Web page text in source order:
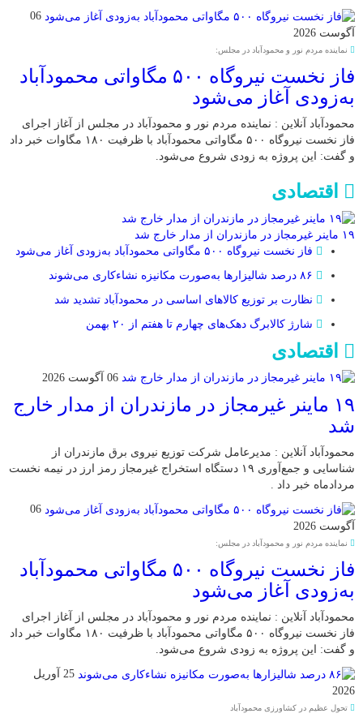
06
آگوست 2026
نماینده مردم نور و محمودآباد در مجلس:
فاز نخست نیروگاه ۵۰۰ مگاواتی محمودآباد
به‌زودی آغاز می‌شود
محمودآباد آنلاین : نماینده مردم نور و محمودآباد در مجلس از آغاز اجرای
فاز نخست نیروگاه ۵۰۰ مگاواتی محمودآباد با ظرفیت ۱۸۰ مگاوات خبر داد
و گفت: این پروژه به زودی شروع می‌شود.
اقتصادی
۱۹ ماینر غیرمجاز در مازندران از مدار خارج شد
فاز نخست نیروگاه ۵۰۰ مگاواتی محمودآباد به‌زودی آغاز می‌شود
نظارت بر توزیع کالا‌های اساسی در محمودآباد تشدید شد
شارژ کالابرگ دهک‌های چهارم تا هفتم از ۲۰ بهمن
اقتصادی
06 آگوست 2026
۱۹ ماینر غیرمجاز در مازندران از مدار خارج
شد
محمودآباد آنلاین : مدیرعامل شرکت توزیع نیروی برق مازندران از
شناسایی و جمع‌آوری ۱۹ دستگاه استخراج غیرمجاز رمز ارز در نیمه نخست
مردادماه خبر داد .
06
آگوست 2026
نماینده مردم نور و محمودآباد در مجلس:
فاز نخست نیروگاه ۵۰۰ مگاواتی محمودآباد
به‌زودی آغاز می‌شود
محمودآباد آنلاین : نماینده مردم نور و محمودآباد در مجلس از آغاز اجرای
فاز نخست نیروگاه ۵۰۰ مگاواتی محمودآباد با ظرفیت ۱۸۰ مگاوات خبر داد
و گفت: این پروژه به زودی شروع می‌شود.
25 آوریل
2026
تحول عظیم در کشاورزی محمودآباد